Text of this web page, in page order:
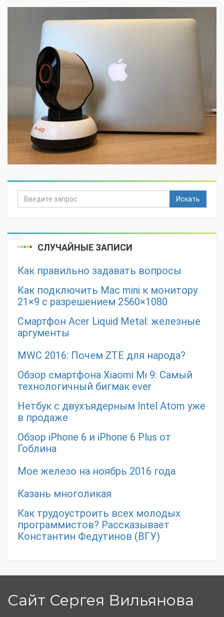
Искать
СЛУЧАЙНЫЕ ЗАПИСИ
Как правильно задавать вопросы
Как подключить Mac mini к монитору
21×9 с разрешением 2560×1080
Смартфон Acer Liquid Metal: железные
аргументы
MWC 2016: Почем ZTE для народа?
Обзор смартфона Xiaomi Mi 9: Самый
технологичный бигмак ever
Нетбук с двухъядерным Intel Atom уже
в продаже
Обзор iPhone 6 и iPhone 6 Plus от
Гоблина
Мое железо на ноябрь 2016 года
Казань многоликая
Как трудоустроить всех молодых
программистов? Рассказывает
Константин Федутинов (ВГУ)
Сайт Сергея Вильянова